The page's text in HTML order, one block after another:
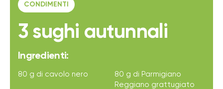
CONDIMENTI
3 sughi autunnali
Ingredienti:
80 g di cavolo nero
80 g di Parmigiano
Reggiano grattugiato